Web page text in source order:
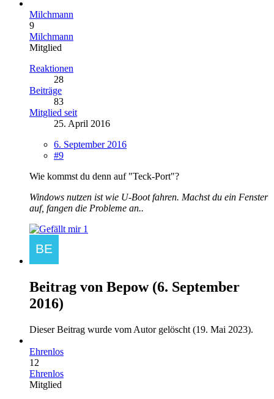
Milchmann
9
Milchmann
Mitglied
Reaktionen
28
Beiträge
83
Mitglied seit
25. April 2016
6. September 2016
#9
Wie kommst du denn auf "Teck-Port"?
Windows nutzen ist wie U-Boot fahren. Machst du ein Fenster
auf, fangen die Probleme an..
1
Beitrag von Bepow(6. September
2016)
Dieser Beitrag wurde vom Autor gelöscht (19. Mai 2023).
Ehrenlos
12
Ehrenlos
Mitglied